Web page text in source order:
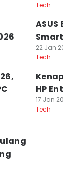
Tech
22 Jan
Tech
HP
17 Jan
Tech